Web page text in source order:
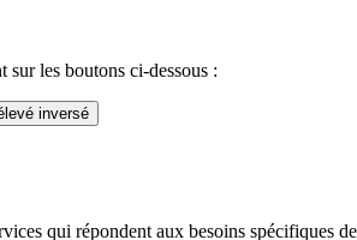
sur les boutons ci-dessous :
inversé
qui répondent aux besoins spécifiques